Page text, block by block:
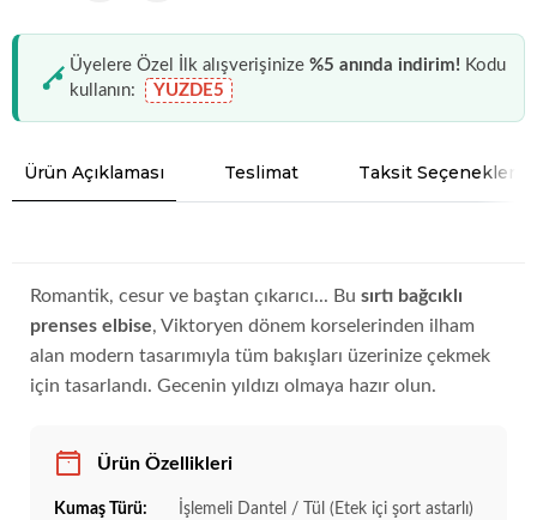
Üyelere Özel İlk alışverişinize %5 anında indirim! Kodu
kullanın:
YUZDE5
Ürün Açıklaması Teslimat Taksit Seçenekleri
Romantik, cesur ve baştan çıkarıcı... Bu sırtı bağcıklı
prenses elbise, Viktoryen dönem korselerinden ilham
alan modern tasarımıyla tüm bakışları üzerinize çekmek
için tasarlandı. Gecenin yıldızı olmaya hazır olun.
Ürün Özellikleri
Kumaş Türü: İşlemeli Dantel / Tül (Etek içi şort astarlı)